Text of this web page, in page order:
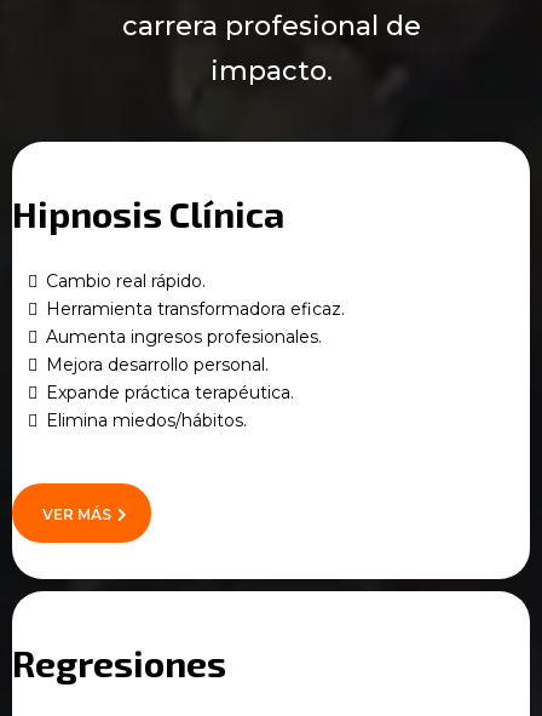
carrera profesional de
impacto.
Hipnosis Clínica
Cambio real rápido.
Herramienta transformadora eficaz.
Aumenta ingresos profesionales.
Mejora desarrollo personal.
Expande práctica terapéutica.
Elimina miedos/hábitos.
VER MÁS
Regresiones